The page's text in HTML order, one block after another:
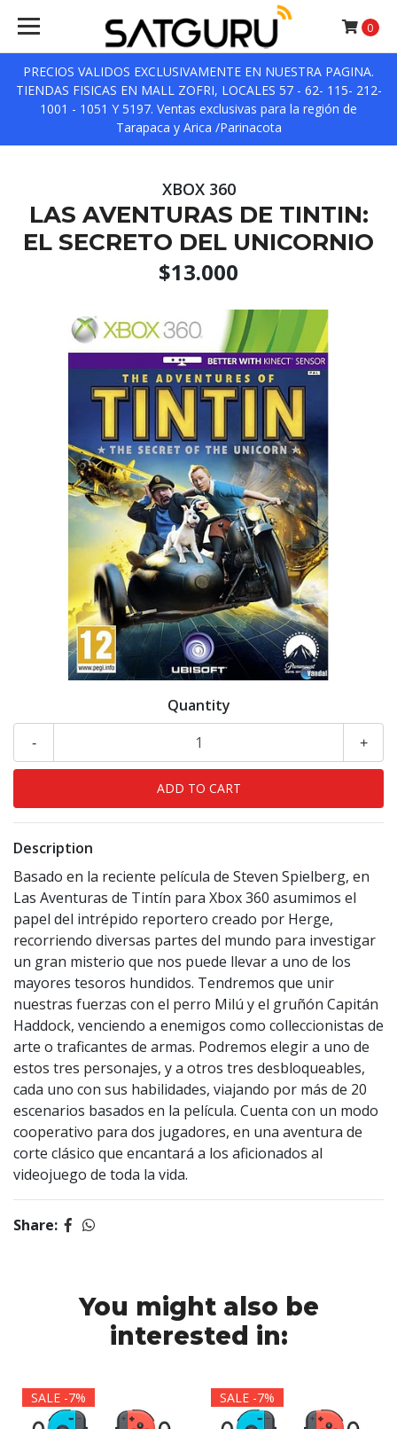
PRECIOS VALIDOS EXCLUSIVAMENTE EN NUESTRA PAGINA.
TIENDAS FISICAS EN MALL ZOFRI, LOCALES 57 - 62- 115- 212-
1001 - 1051 Y 5197. Ventas exclusivas para la región de
Tarapaca y Arica /Parinacota
0
XBOX 360
LAS AVENTURAS DE TINTIN:
EL SECRETO DEL UNICORNIO
$13.000
Quantity
+
-
Description
Basado en la reciente película de Steven Spielberg, en
Las Aventuras de Tintín para Xbox 360 asumimos el
papel del intrépido reportero creado por Herge,
recorriendo diversas partes del mundo para investigar
un gran misterio que nos puede llevar a uno de los
mayores tesoros hundidos. Tendremos que unir
nuestras fuerzas con el perro Milú y el gruñón Capitán
Haddock, venciendo a enemigos como colleccionistas de
arte o traficantes de armas. Podremos elegir a uno de
estos tres personajes, y a otros tres desbloqueables,
cada uno con sus habilidades, viajando por más de 20
escenarios basados en la película. Cuenta con un modo
cooperativo para dos jugadores, en una aventura de
corte clásico que encantará a los aficionados al
videojuego de toda la vida.
Share:
You might also be
interested in:
SALE -7% SALE -7%